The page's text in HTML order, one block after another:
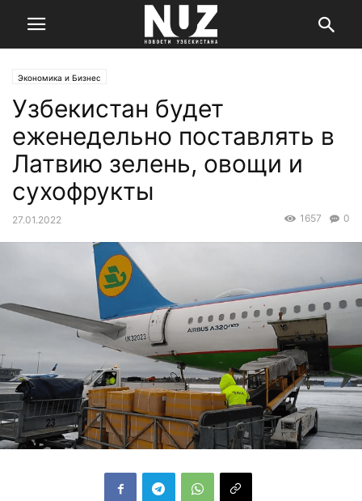
Экономика и Бизнес
Узбекистан будет
еженедельно поставлять в
Латвию зелень, овощи и
сухофрукты
27.01.2022 0
1657